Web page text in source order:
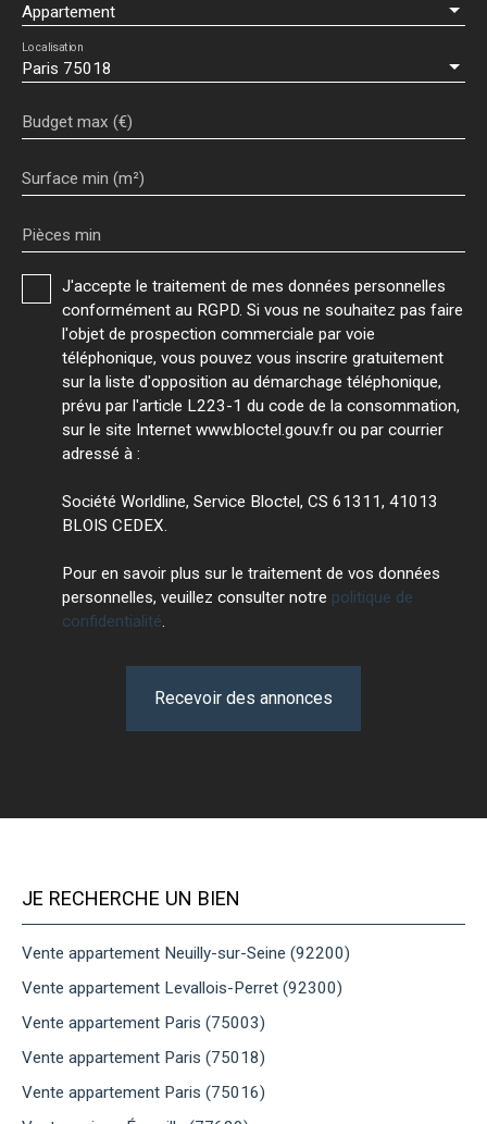
Appartement
Paris 75018
Localisation
Budget max (€)
Surface min (m²)
Pièces min
J'accepte le traitement de mes données personnelles
conformément au RGPD. Si vous ne souhaitez pas faire
l'objet de prospection commerciale par voie
téléphonique, vous pouvez vous inscrire gratuitement
sur la liste d'opposition au démarchage téléphonique,
prévu par l'article L223-1 du code de la consommation,
sur le site Internet www.bloctel.gouv.fr ou par courrier
adressé à :
Société Worldline, Service Bloctel, CS 61311, 41013
BLOIS CEDEX.
Pour en savoir plus sur le traitement de vos données
personnelles, veuillez consulter notre politique de
confidentialité
Recevoir des annonces
JE RECHERCHE UN BIEN
Vente appartement Neuilly-sur-Seine (92200)
Vente appartement Levallois-Perret (92300)
Vente appartement Paris (75003)
Vente appartement Paris (75018)
Vente appartement Paris (75016)